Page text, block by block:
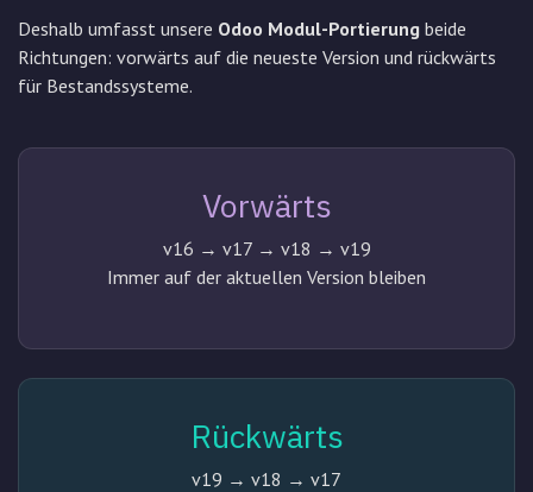
Deshalb umfasst unsere Odoo Modul-Portierung beide
Richtungen: vorwärts auf die neueste Version und rückwärts
für Bestandssysteme.
Vorwärts
v16 → v17 → v18 → v19
Immer auf der aktuellen Version bleiben
Rückwärts
v19 → v18 → v17